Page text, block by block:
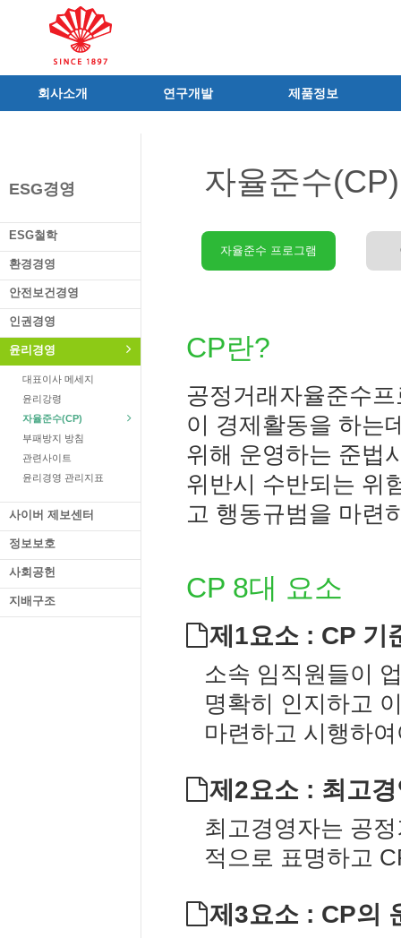
회사소개
사가
연구소/공장
가족친화우수기업
오시는길
가족회사
연구개발
조직 및 업무
기술혁신 네트워크
글로벌 동화
제품정보
전문의약품
의료기기
의약외품
화장품
ESG경영
ESG철학
환경경영
안전보건경영
인권경영
윤리경영
대표이사 메세지
윤리강령
자율준수(CP)
부패방지 방침
관련사이트
윤리경영 관리지표
사이버 제보센터
정보보호
사회공헌
지배구조
자율준수(CP)
자율준수 프로그램
CP란?
공정거래자율준수
이 경제활동을 하는
위해 운영하는 준법
위반시 수반되는 위
고 행동규범을 마련
CP 8대 요소
제1요소 : CP 기
소속 임직원들이
명확히 인지하고
마련하고 시행하
제2요소 : 최고경
최고경영자는 공
적으로 표명하고
제3요소 : CP의